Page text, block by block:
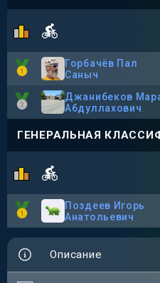
Горбачёв Пал
Саныч
Джанибеков
Абдуллахович
ГЕНЕРАЛЬНАЯ
Поздеев Игорь
Анатольевич
Описание